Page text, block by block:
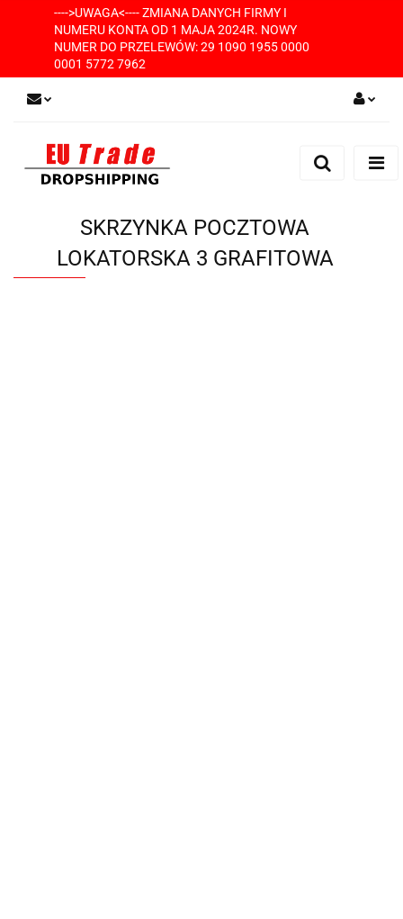
---->UWAGA<---- ZMIANA DANYCH FIRMY I
NUMERU KONTA OD 1 MAJA 2024R. NOWY
NUMER DO PRZELEWÓW: 29 1090 1955 0000
0001 5772 7962
Zarejestruj się
SKRZYNKA POCZTOWA
LOKATORSKA 3 GRAFITOWA